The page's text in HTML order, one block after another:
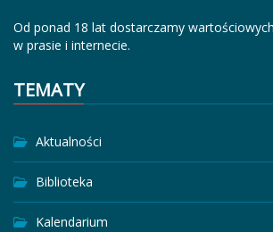
Od ponad 18 lat dostarczamy
w prasie i internecie.
TEMATY
Aktualności
Biblioteka
Kalendarium